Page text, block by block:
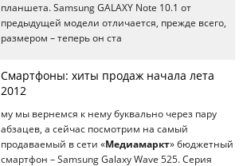
планшета. Samsung GALAXY Note 10.1 от
предыдущей модели отличается, прежде всего,
размером – теперь он ста
Смартфоны: хиты продаж начала лета
2012
му мы вернемся к нему буквально через пару
абзацев, а сейчас посмотрим на самый
продаваемый в сети «Медиамаркт» бюджетный
смартфон – Samsung Galaxy Wave 525. Серия